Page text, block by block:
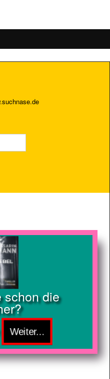
schon die